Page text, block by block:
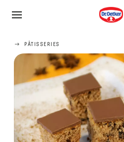
PÂTISSERIES